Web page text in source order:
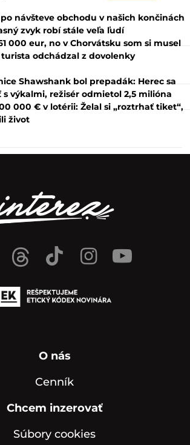
návšteve obchodu v našich končinách
zvyk robí stále veľa ľudí
000 eur, no v Chorvátsku som si musel
odchádzal z dovolenky
Shawshank bol prepadák: Herec sa
s výkalmi, režisér odmietol 2,5 milióna
000 € v lotérii: Želal si „roztrhať tiket“,
život
O nás
Cenník
Chcem inzerovať
Súbory cookies